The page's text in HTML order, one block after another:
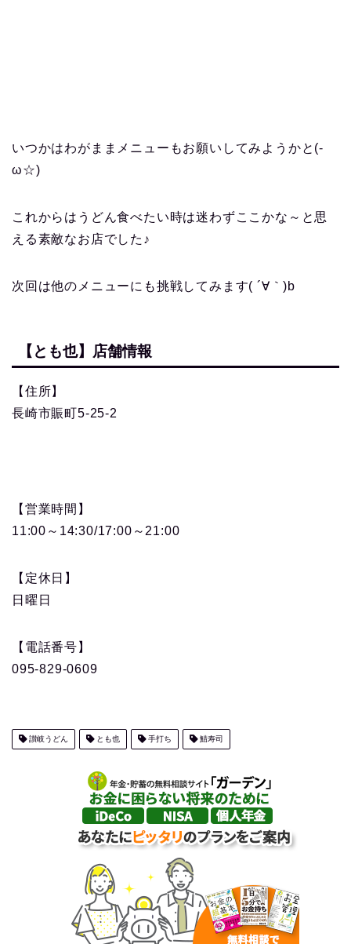
いつかはわがままメニューもお願いしてみようかと(-
ω☆)
これからはうどん食べたい時は迷わずここかな～と思
える素敵なお店でした♪
次回は他のメニューにも挑戦してみます( ´∀｀)b
【とも也】店舗情報
【住所】
長崎市賑町5-25-2
【営業時間】
11:00～14:30/17:00～21:00
【定休日】
日曜日
【電話番号】
095-829-0609
讃岐うどん とも也 手打ち 鯖寿司